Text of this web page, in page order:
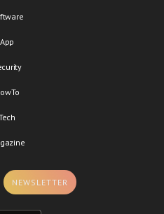
App
NEWSLETTER